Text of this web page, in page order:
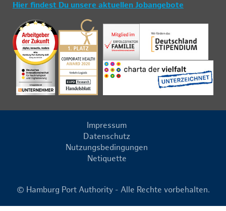
Hier findest Du unsere aktuellen Jobangebote
Impressum
Datenschutz
Nutzungsbedingungen
Netiquette
© Hamburg Port Authority - Alle Rechte vorbehalten.